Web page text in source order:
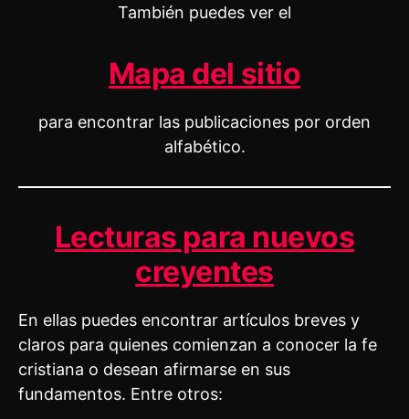
También puedes ver el
Mapa del sitio
para encontrar las publicaciones por orden
alfabético.
Lecturas para nuevos
creyentes
En ellas puedes encontrar artículos breves y
claros para quienes comienzan a conocer la fe
cristiana o desean afirmarse en sus
fundamentos. Entre otros: